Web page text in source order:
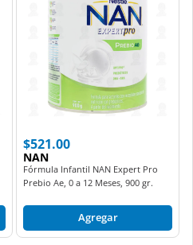
$521.00
NAN
Fórmula Infantil NAN Expert Pro
Prebio Ae, 0 a 12 Meses, 900 gr.
Agregar